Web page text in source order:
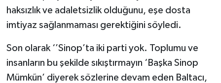
haksızlık ve adaletsizlik olduğunu, eşe dosta
imtiyaz sağlanmaması gerektiğini söyledi.
Son olarak ‘’Sinop’ta iki parti yok. Toplumu ve
insanların bu şekilde sıkıştırmayın ‘Başka Sinop
Mümkün’ diyerek sözlerine devam eden Baltacı,